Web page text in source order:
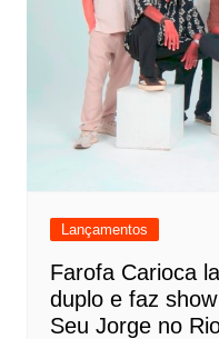
Lançamentos
Farofa Carioca
duplo e faz
Seu Jorge no